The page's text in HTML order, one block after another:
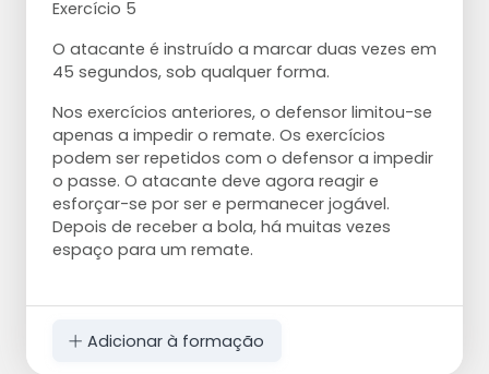
Exercício 5
O atacante é instruído a marcar duas vezes em
45 segundos, sob qualquer forma.
Nos exercícios anteriores, o defensor limitou-se
apenas a impedir o remate. Os exercícios
podem ser repetidos com o defensor a impedir
o passe. O atacante deve agora reagir e
esforçar-se por ser e permanecer jogável.
Depois de receber a bola, há muitas vezes
espaço para um remate.
Adicionar à formação